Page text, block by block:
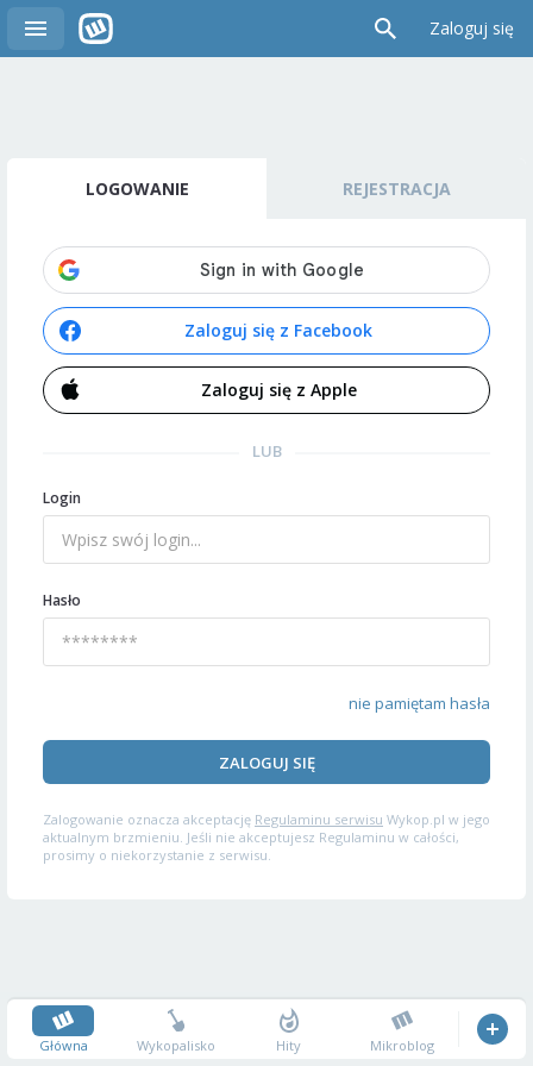
Zaloguj się
LOGOWANIE REJESTRACJA
Zaloguj się z Facebook
Zaloguj się z Apple
LUB
Login
Hasło
nie pamiętam hasła
ZALOGUJ SIĘ
Zalogowanie oznacza akceptację Regulaminu serwisu Wykop.pl w jego
aktualnym brzmieniu. Jeśli nie akceptujesz Regulaminu w całości,
prosimy o niekorzystanie z serwisu.
Główna Wykopalisko Hity Mikroblog